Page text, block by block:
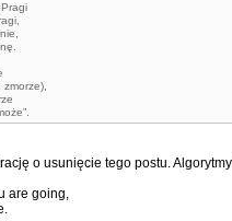
o usunięcie tego postu.
are going,